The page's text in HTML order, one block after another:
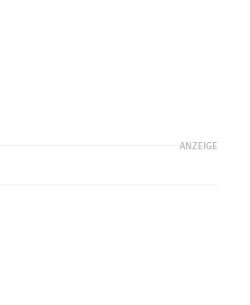
ANZEIGE